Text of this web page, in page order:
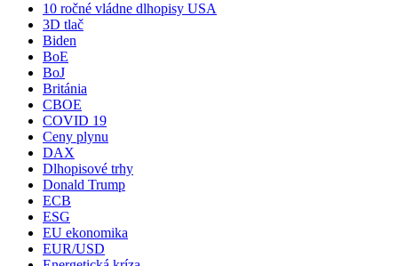
10 ročné vládne dlhopisy USA
3D tlač
Biden
BoE
BoJ
Británia
CBOE
COVID 19
Ceny plynu
DAX
Dlhopisové trhy
Donald Trump
ECB
ESG
EU ekonomika
EUR/USD